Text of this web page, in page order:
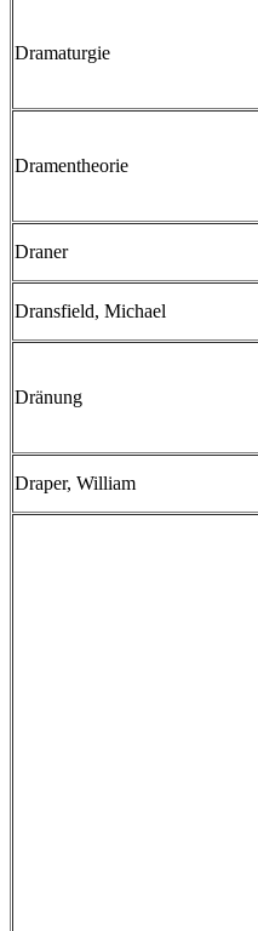
Dramaturgie
Dramentheorie
Draner
Dransfield, Michael
Dränung
Draper, William